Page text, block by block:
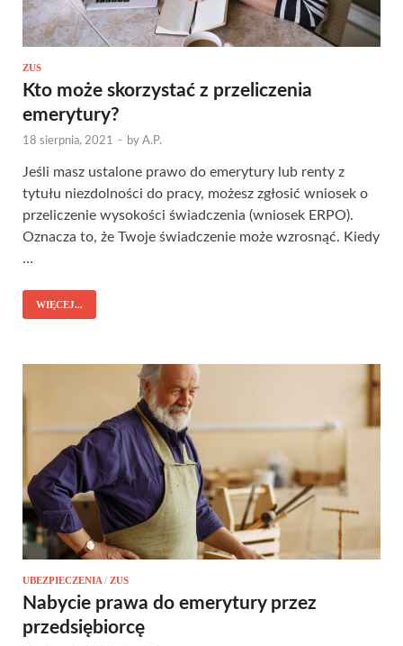
ZUS
Kto może skorzystać z przeliczenia
emerytury?
18 sierpnia, 2021 - by A.P.
Jeśli masz ustalone prawo do emerytury lub renty z
tytułu niezdolności do pracy, możesz zgłosić wniosek o
przeliczenie wysokości świadczenia (wniosek ERPO).
Oznacza to, że Twoje świadczenie może wzrosnąć. Kiedy
…
WIĘCEJ...
UBEZPIECZENIA / ZUS
Nabycie prawa do emerytury przez
przedsiębiorcę